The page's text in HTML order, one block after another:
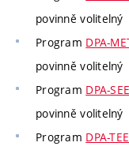
povinně volitelný
Program DPA-
povinně volitelný
Program DPA-SEE
povinně volitelný
Program DPA-TEE